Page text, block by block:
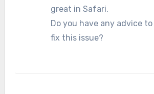
great in Safari.
Do you have any advice
fix this issue?